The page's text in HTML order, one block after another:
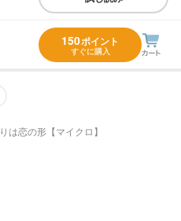
150ポイント
すぐに購入
は恋の形【マイクロ】